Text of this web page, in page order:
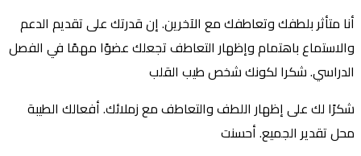
أنا متأثر بلطفك وتعاطفك مع الآخرين. إن قدرتك على تقديم الدعم
والاستماع باهتمام وإظهار التعاطف تجعلك عضوًا مهمًا في الفصل
الدراسي. شكرا لكونك شخص طيب القلب
شكرًا لك على إظهار اللطف والتعاطف مع زملائك. أفعالك الطيبة
محل تقدير الجميع. أحسنت